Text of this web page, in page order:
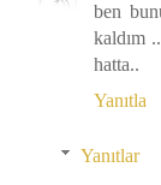
ben
kaldım
hatta..
Yanıtla
Yanıtlar